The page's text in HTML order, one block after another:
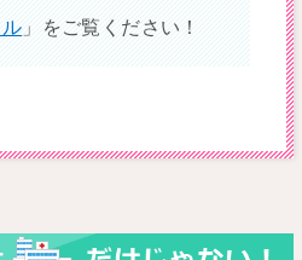
」をご覧ください！